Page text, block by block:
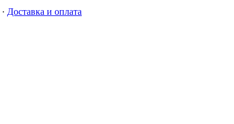
· Доставка и оплата